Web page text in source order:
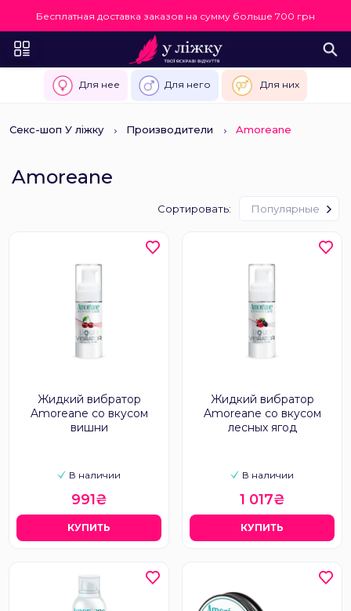
Бесплатная доставка заказов на сумму больше 700 грн
Для нее Для него Для них
Секс-шоп У ліжку Производители Amoreane
Amoreane
Сортировать: Популярные
Жидкий вибратор
Amoreane со вкусом
вишни
В наличии
991₴
КУПИТЬ
Жидкий вибратор
Amoreane со вкусом
лесных ягод
В наличии
1 017₴
КУПИТЬ